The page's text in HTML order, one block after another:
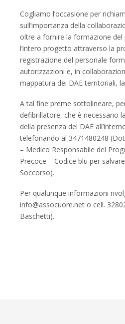
Cogliamo l’occasione per
sull’importanza della
oltre a fornire la formazione del
l’intero progetto attraverso la
registrazione del personale
autorizzazioni e, in
mappatura dei DAE territoriali,
A tal fine preme sottolineare,
defibrillatore, che è necessario
della presenza del DAE
telefonando al 3471480248
– Medico Responsabile del
Precoce – Codice blu per
Soccorso).
Per qualunque informazioni
info@assocuore.net o cell.
Baschetti).